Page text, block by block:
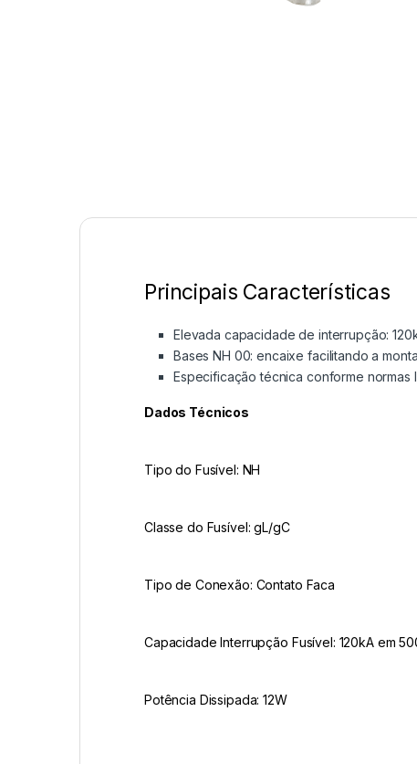
Principais Características
Elevada capacidade de interrupção:
Bases NH 00: encaixe facilitando a
Especificação técnica conforme normas
Dados Técnicos
Tipo do Fusível: NH
Classe do Fusível: gL/gC
Tipo de Conexão: Contato Faca
Capacidade Interrupção Fusível: 120kA em
Potência Dissipada: 12W